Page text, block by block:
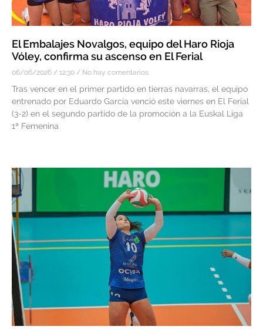
El Embalajes Novalgos, equipo del Haro Rioja
Vóley, confirma su ascenso en El Ferial
06/06/2026 12:30 No hay comentarios
Tras vencer en el primer partido en tierras navarras, el equipo
entrenado por Eduardo García venció este viernes en El Ferial
(3-2) en el segundo partido de la promoción a la Euskal Liga
1ª Femenina